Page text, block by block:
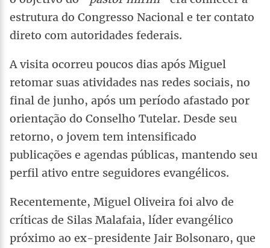
estrutura do Congresso Nacional e ter contato
direto com autoridades federais.
A visita ocorreu poucos dias após Miguel
retomar suas atividades nas redes sociais, no
final de junho, após um período afastado por
orientação do Conselho Tutelar. Desde seu
retorno, o jovem tem intensificado
publicações e agendas públicas, mantendo seu
perfil ativo entre seguidores evangélicos.
Recentemente, Miguel Oliveira foi alvo de
críticas de Silas Malafaia, líder evangélico
próximo ao ex-presidente Jair Bolsonaro, que